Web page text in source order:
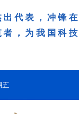
代表，冲锋
，为我国科
五